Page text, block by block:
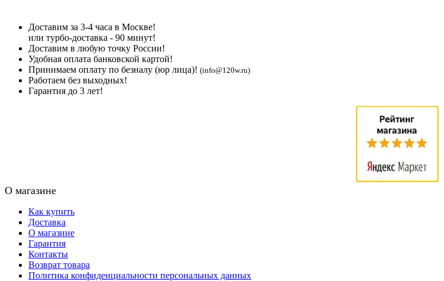
Доставим за 3-4 часа в Москве!
или турбо-доставка - 90 минут!
Доставим в любую точку России!
Удобная оплата банковской картой!
Принимаем оплату по безналу (юр лица)! (info@120w.ru)
Работаем без выходных!
Гарантия до 3 лет!
О магазине
Как купить
Доставка
О магазине
Гарантия
Контакты
Возврат товара
Политика конфиденциальности персональных данных